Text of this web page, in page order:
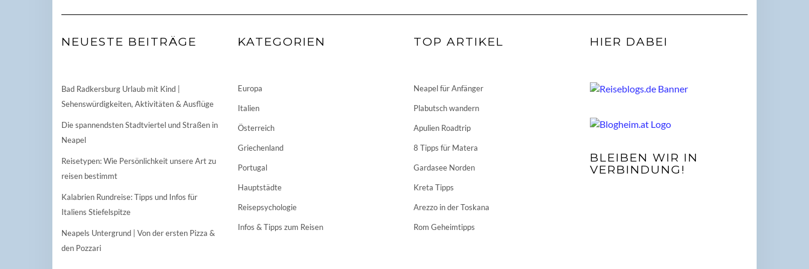
NEUESTE BEITRÄGE
Bad Radkersburg Urlaub mit Kind |
Sehenswürdigkeiten, Aktivitäten & Ausflüge
Die spannendsten Stadtviertel und Straßen in
Neapel
Reisetypen: Wie Persönlichkeit unsere Art zu
reisen bestimmt
Kalabrien Rundreise: Tipps und Infos für
Italiens Stiefelspitze
Neapels Untergrund | Von der ersten Pizza &
den Pozzari
KATEGORIEN
Europa
Italien
Österreich
Griechenland
Portugal
Hauptstädte
Reisepsychologie
Infos & Tipps zum Reisen
TOP ARTIKEL
Neapel für Anfänger
Plabutsch wandern
Apulien Roadtrip
8 Tipps für Matera
Gardasee Norden
Kreta Tipps
Arezzo in der Toskana
Rom Geheimtipps
HIER DABEI
BLEIBEN WIR IN
VERBINDUNG!